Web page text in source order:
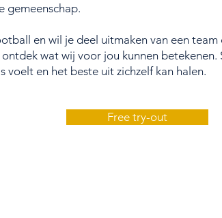
gemeenschap.
en wil je deel uitmaken van een
wat wij voor jou kunnen betekenen.
voelt en het beste uit zichzelf kan halen.
Free try-out